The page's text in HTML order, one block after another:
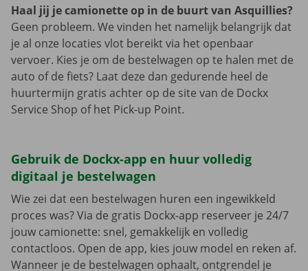
Haal jij je camionette op in de buurt van Asquillies?
Geen probleem. We vinden het namelijk belangrijk dat
je al onze locaties vlot bereikt via het openbaar
vervoer. Kies je om de bestelwagen op te halen met de
auto of de fiets? Laat deze dan gedurende heel de
huurtermijn gratis achter op de site van de Dockx
Service Shop of het Pick-up Point.
Gebruik de Dockx-app en huur volledig
digitaal je bestelwagen
Wie zei dat een bestelwagen huren een ingewikkeld
proces was? Via de gratis Dockx-app reserveer je 24/7
jouw camionette: snel, gemakkelijk en volledig
contactloos. Open de app, kies jouw model en reken af.
Wanneer je de bestelwagen ophaalt, ontgrendel je